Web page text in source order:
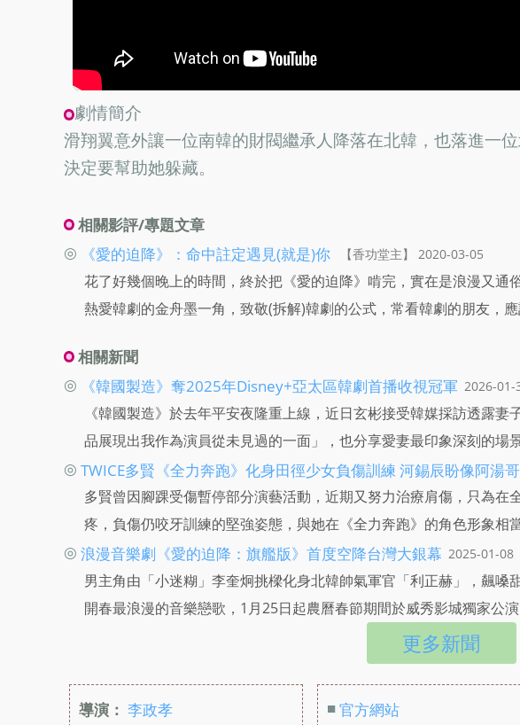
劇情簡介
滑翔翼意外讓一位南韓的財閥繼承人降落在北韓，也落進一
決定要幫助她躲藏。
相關影評/專題文章
◎ 《愛的迫降》：命中註定遇見(就是)你 【香功堂主】 2020-03-05
花了好幾個晚上的時間，終於把《愛的迫降》啃完，實在是浪漫又通
熱愛韓劇的金舟墨一角，致敬(拆解)韓劇的公式，常看韓劇的朋友，
相關新聞
◎ 《韓國製造》奪2025年Disney+亞太區韓劇首播收視冠軍 2026-01-
《韓國製造》於去年平安夜隆重上線，近日玄彬接受韓媒採訪透露
品展現出我作為演員從未見過的一面」，也分享愛妻最印象深刻的場
◎ TWICE多賢《全力奔跑》化身田徑少女負傷訓練 河錫辰盼像阿湯
多賢曾因腳踝受傷暫停部分演藝活動，近期又努力治療肩傷，只為在
疼，負傷仍咬牙訓練的堅強姿態，與她在《全力奔跑》的角色形象相當
◎ 浪漫音樂劇《愛的迫降：旗艦版》首度空降台灣大銀幕 2025-01-08
男主角由「小迷糊」李奎炯挑樑化身北韓帥氣軍官「利正赫」，飆
開春最浪漫的音樂戀歌，1月25日起農曆春節期間於威秀影城獨家公演
更多新聞
導演： 李政孝
■官方網站